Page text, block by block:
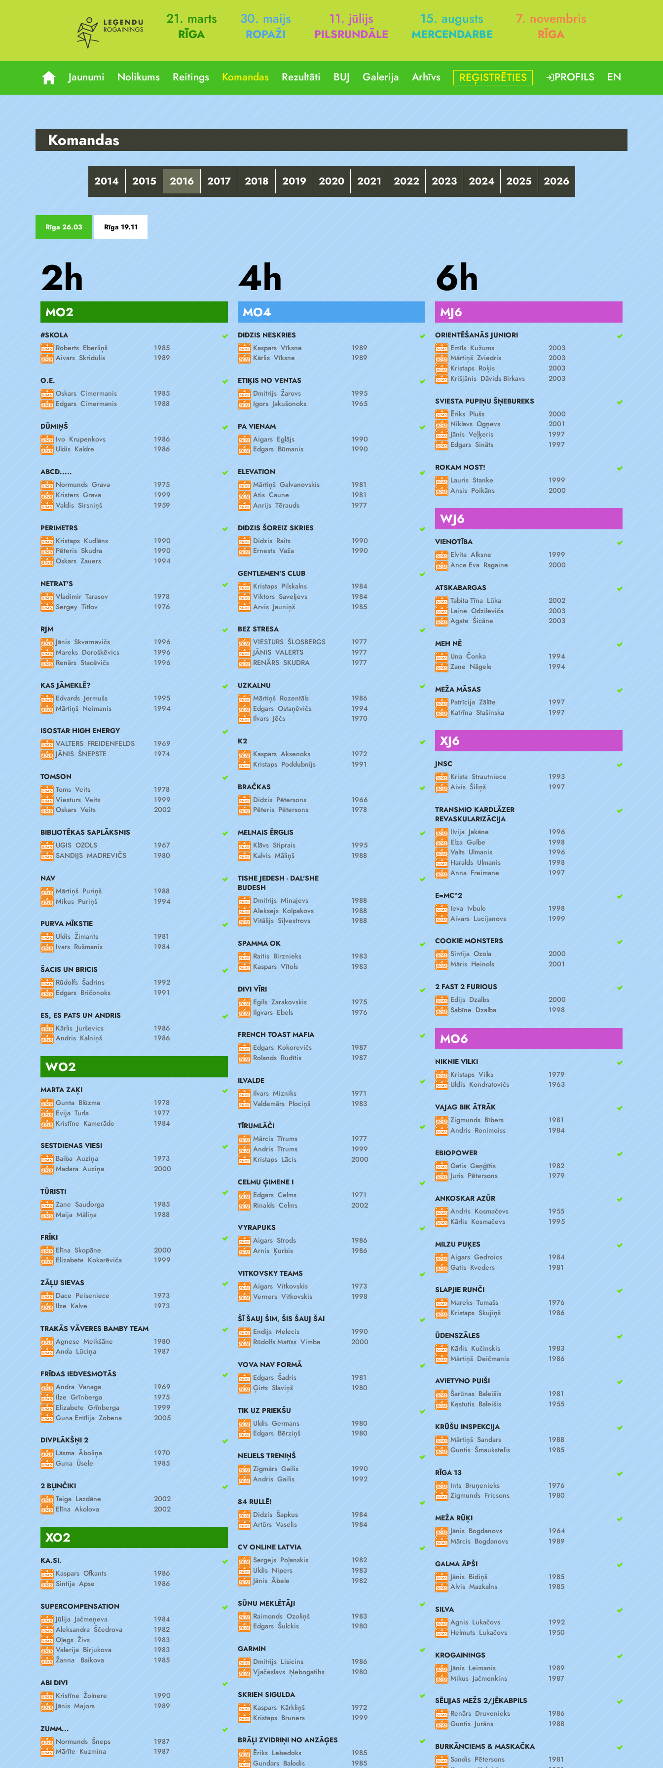
21. marts
RĪGA
30. maijs
ROPAŽI
11. jūlijs
PILSRUNDĀLE
15. augusts
MERCENDARBE
7. novembris
RĪGA
Jaunumi Nolikums Reitings Komandas Rezultāti BUJ Galerija Arhīvs REĢISTRĒTIES PROFILS EN
Komandas
2014 2015 2016 2017 2018 2019 2020 2021 2022 2023 2024 2025 2026
Rīga 26.03 Rīga 19.11
2h
MO2
#SKOLA
Roberts Eberliņš
1985
Aivars Skridulis
1989
O.E.
Oskars Cimermanis
1985
Edgars Cimermanis
1988
DŪMIŅŠ
Ivo Krupenkovs
1986
Uldis Kaldre
1986
ABCD.....
Normunds Grava
1975
Kristers Grava
1999
Valdis Sirsniņš
1959
PERIMETRS
Kristaps Kudlāns
1990
Pēteris Skudra
1990
Oskars Zauers
1994
NETRAT'S
Vladimir Tarasov
1978
Sergey Titlov
1976
RJM
Jānis Skvarnavičs
1996
Mareks Doroškēvics
1996
Renārs Stacēvičs
1996
KAS JĀMEKLĒ?
Edvards Jermušs
1995
Mārtiņš Neimanis
1994
ISOSTAR HIGH ENERGY
VALTERS FREIDENFELDS
1969
JĀNIS ŠNEPSTE
1974
TOMSON
Toms Veits
1978
Viesturs Veits
1999
Oskars Veits
2002
BIBLIOTĒKAS SAPLĀKSNIS
UGIS OZOLS
1967
SANDIJS MADREVIČS
1980
NAV
Mārtiņš Puriņš
1988
Mikus Puriņš
1994
PURVA MĪKSTIE
Uldis Žimants
1981
Ivars Rušmanis
1984
ŠACIS UN BRICIS
Rūdolfs Šadrins
1992
Edgars Bričonoks
1991
ES, ES PATS UN ANDRIS
Kārlis Jurševics
1986
Andris Kalniņš
1986
WO2
MARTA ZAĶI
Gunta Blūzma
1978
Evija Turla
1977
Kristīne Kamerāde
1984
SESTDIENAS VIESI
Baiba Auziņa
1973
Madara Auziņa
2000
TŪRISTI
Zane Saudorga
1985
Maija Māliņa
1988
FRĪKI
Elīna Skopāne
2000
Elizabete Kokarēviča
1999
ZĀĻU SIEVAS
Dace Peiseniece
1973
Ilze Kalve
1973
TRAKĀS VĀVERES BAMBY TEAM
Agnese Meikšāne
1980
Anda Lūciņa
1987
FRĪDAS IEDVESMOTĀS
Andra Vanaga
1969
Ilze Grīnberga
1975
Elizabete Grīnberga
1999
Guna Emīlija Zobena
2005
DIVPLĀKŠŅI 2
Lāsma Āboliņa
1970
Guna Ūsele
1985
2 BĻINČIKI
Taiga Lazdāne
2002
Elīna Akolova
2002
XO2
KA.SI.
Kaspars Ofkants
1986
Sintija Apse
1986
SUPERCOMPENSATION
Jūlija Jačmeņeva
1984
Aleksandra Ščedrova
1982
Oļegs Živs
1983
Valerija Birjukova
1983
Žanna Baikova
1985
ABI DIVI
Kristīne Žolnere
1990
Jānis Majors
1989
ZUMM...
Normunds Šneps
1987
Mārīte Kuzmina
1987
4h
MO4
DIDZIS NESKRIES
Kaspars Vīksne
1989
Kārlis Vīksne
1989
ETIĶIS NO VENTAS
Dmitrijs Žarovs
1995
Igors Jakušonoks
1965
PA VIENAM
Aigars Eglājs
1990
Edgars Būmanis
1990
ELEVATION
Mārtiņš Galvanovskis
1981
Atis Caune
1981
Anrijs Tērauds
1977
DIDZIS ŠOREIZ SKRIES
Didzis Raits
1990
Ernests Važa
1990
GENTLEMEN'S CLUB
Kristaps Pilskalns
1984
Viktors Saveljevs
1984
Arvis Jauniņš
1985
BEZ STRESA
VIESTURS ŠLOSBERGS
1977
JĀNIS VALERTS
1977
RENĀRS SKUDRA
1977
UZKALNU
Mārtiņš Rozentāls
1986
Edgars Ostaņēvičs
1994
Ilvars Jēčs
1970
K2
Kaspars Aksenoks
1972
Kristaps Poddubnijs
1991
BRAČKAS
Didzis Pētersons
1966
Pēteris Pētersons
1978
MELNAIS ĒRGLIS
Klāvs Stiprais
1995
Kalvis Māliņš
1988
TISHE JEDESH - DAL'SHE
BUDESH
Dmitrijs Minajevs
1988
Aleksejs Kolpakovs
1988
Vitālijs Siļvestrovs
1988
SPAMMA OK
Raitis Birznieks
1983
Kaspars Vītols
1983
DIVI VĪRI
Egils Zarakovskis
1975
Ilgvars Ebels
1976
FRENCH TOAST MAFIA
Edgars Kokorevičs
1987
Rolands Rudītis
1987
ILVALDE
Ilvars Mizniks
1971
Valdemārs Plociņš
1983
TĪRUMLĀČI
Mārcis Tīrums
1977
Andris Tīrums
1999
Kristaps Lācis
2000
CELMU ĢIMENE I
Edgars Celms
1971
Rinalds Celms
2002
VYRAPUKS
Aigars Strods
1986
Arnis Ķurbis
1986
VITKOVSKY TEAMS
Aigars Vitkovskis
1973
Verners Vitkovskis
1998
ŠĪ ŠAUJ ŠIM, ŠIS ŠAUJ ŠAI
Endijs Melecis
1990
Rūdolfs Matīss Vimba
2000
VOVA NAV FORMĀ
Edgars Šadris
1981
Ģirts Slaviņš
1980
TIK UZ PRIEKŠU
Uldis Germans
1980
Edgars Bērziņš
1980
NELIELS TRENIŅŠ
Zigmārs Gailis
1990
Andris Gailis
1992
84 RULLĒ!
Didzis Šapkus
1984
Artūrs Vaselis
1984
CV ONLINE LATVIA
Sergejs Poļanskis
1982
Uldis Nipers
1983
Jānis Ābele
1982
SŪNU MEKLĒTĀJI
Raimonds Ozoliņš
1983
Edgars Šulckis
1980
GARMIN
Dmitrijs Lisicins
1986
Vjačeslavs Ņebogatihs
1980
SKRIEN SIGULDA
Kaspars Kārkliņš
1972
Kristaps Bruners
1999
BRĀĻI ZVIDRIŅI NO ANZĀĢES
Ēriks Lebedoks
1985
Gundars Balodis
1985
6h
MJ6
ORIENTĒŠANĀS JUNIORI
Emīls Kužums
2003
Mārtiņš Zviedris
2003
Kristaps Roķis
2003
Krišjānis Dāvids Birkavs
2003
SVIESTA PUPIŅU ŠŅEBUREKS
Ēriks Plušs
2000
Niklavs Ogņevs
2001
Jānis Veļķeris
1997
Edgars Sināts
1997
ROKAM NOST!
Lauris Stanke
1999
Ansis Poikāns
2000
WJ6
VIENOTĪBA
Elvita Alksne
1999
Ance Eva Ragaine
2000
ATSKABARGAS
Tabita Tīna Lūka
2002
Laine Odzileviča
2003
Agate Šicāne
2003
MEH NĒ
Una Čonka
1994
Zane Nāgele
1994
MEŽA MĀSAS
Patrīcija Zālīte
1997
Katrīna Stašinska
1997
XJ6
JNSC
Krista Strautniece
1993
Aivis Šiliņš
1997
TRANSMIO KARDLĀZER
REVASKULARIZĀCIJA
Ilvija Jakāne
1996
Elza Gulbe
1998
Valts Ulmanis
1996
Haralds Ulmanis
1998
Anna Freimane
1997
E=MC^2
Ieva Ivbule
1998
Aivars Lucijanovs
1999
COOKIE MONSTERS
Sintija Ozola
2000
Māris Heinols
2001
2 FAST 2 FURIOUS
Edijs Dzalbs
2000
Sabīne Dzalba
1998
MO6
NIKNIE VILKI
Kristaps Vilks
1979
Uldis Kondratovičs
1963
VAJAG BIK ĀTRĀK
Zigmunds Bībers
1981
Andris Ronimoiss
1984
EBIOPOWER
Gatis Gaņģītis
1982
Juris Pētersons
1979
ANKOSKAR AZŪR
Andris Kosmačevs
1955
Kārlis Kosmačevs
1995
MILZU PUĶES
Aigars Gedroics
1984
Gatis Kveders
1981
SLAPJIE RUNČI
Mareks Tumašs
1976
Kristaps Skujiņš
1986
ŪDENSZĀLES
Kārlis Kučinskis
1983
Mārtiņš Deičmanis
1986
AVIETYNO PUIŠI
Šarūnas Baleišis
1981
Kęstutis Baleišis
1955
KRŪŠU INSPEKCIJA
Mārtiņš Sandars
1988
Guntis Šmaukstelis
1985
RĪGA 13
Ints Bruņenieks
1976
Zigmunds Fricsons
1980
MEŽA RŪĶI
Jānis Bogdanovs
1964
Mārcis Bogdanovs
1989
GALMA ĀPŠI
Jānis Bidiņš
1985
Alvis Mazkalns
1985
SILVA
Agnis Lukačovs
1992
Helmuts Lukačovs
1950
KROGAININGS
Jānis Leimanis
1989
Mikus Jačmenkins
1987
SĒLIJAS MEŽS 2/JĒKABPILS
Renārs Druvenieks
1986
Guntis Jurāns
1988
BURKĀNCIEMS & MASKAČKA
Sandis Pētersons
1981